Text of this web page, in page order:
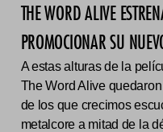
THE WORD ALIVE
PROMOCIONAR SU
A estas alturas de la
The Word Alive
de los que crecimos
metalcore a mitad de la